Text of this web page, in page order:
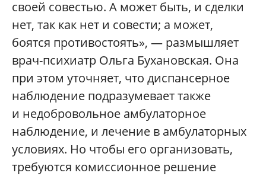
своей совестью. А может быть, и сделки
нет, так как нет и совести; а может,
боятся противостоять», — размышляет
врач-психиатр Ольга Бухановская. Она
при этом уточняет, что диспансерное
наблюдение подразумевает также
и недобровольное амбулаторное
наблюдение, и лечение в амбулаторных
условиях. Но чтобы его организовать,
требуются комиссионное решение